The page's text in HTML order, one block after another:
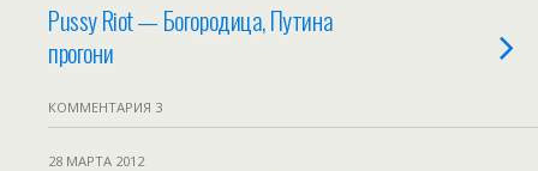
Pussy Riot — Богородица, Путина
прогони
КОММЕНТАРИЯ 3
28 МАРТА 2012